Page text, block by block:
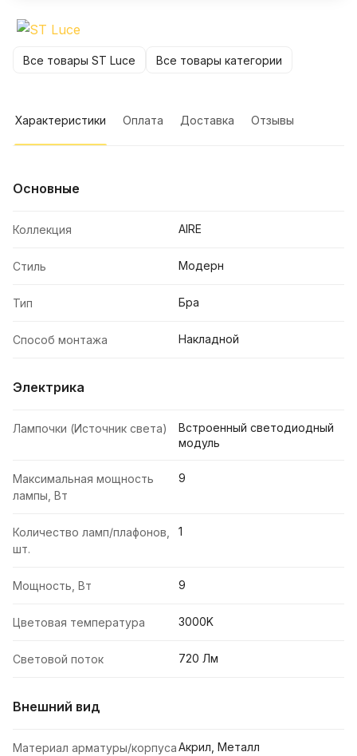
Все товары ST Luce Все товары категории
Характеристики Оплата Доставка Отзывы
Основные
Коллекция AIRE
Стиль Модерн
Тип Бра
Способ монтажа Накладной
Электрика
Лампочки (Источник света)
Встроенный светодиодный
модуль
Максимальная мощность
лампы, Вт
9
Количество ламп/плафонов,
шт.
1
Мощность, Вт 9
Цветовая температура 3000K
Световой поток 720 Лм
Внешний вид
Материал арматуры/корпусаАкрил, Металл